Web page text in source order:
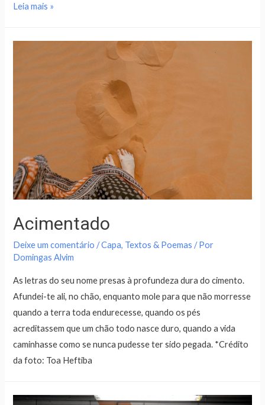
Leia mais »
Acimentado
Deixe um comentário /Capa, Textos & Poemas / Por
Domingas Alvim
As letras do seu nome presas à profundeza dura do cimento.
Afundei-te ali, no chão, enquanto mole para que não morresse
quando a terra toda endurecesse, quando os pés
acreditassem que um chão todo nasce duro, quando a vida
caminhasse como se nunca pudesse ter sido pegada. *Crédito
da foto: Toa Heftiba